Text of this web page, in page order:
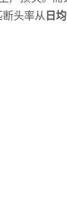
头率从 日